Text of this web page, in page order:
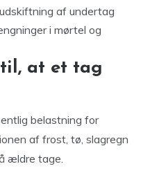
af undertag
i mørtel og
at et tag
belastning for
af frost, tø, slagregn
ældre tage.